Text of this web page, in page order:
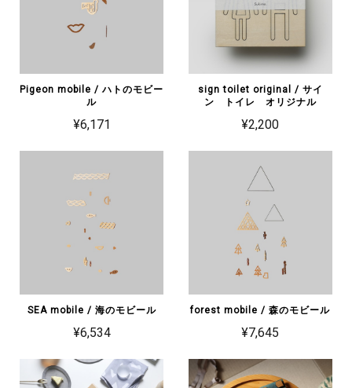
Pigeon mobile / ハトのモビー
ル
¥6,171
sign toilet original / サイ
ン トイレ オリジナル
¥2,200
SEA mobile / 海のモビール
¥6,534
forest mobile / 森のモビール
¥7,645